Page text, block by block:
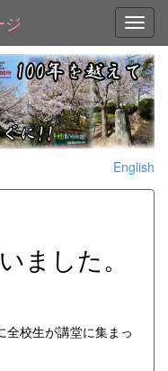
ジ
English
ました。
校生が講堂に集まっ